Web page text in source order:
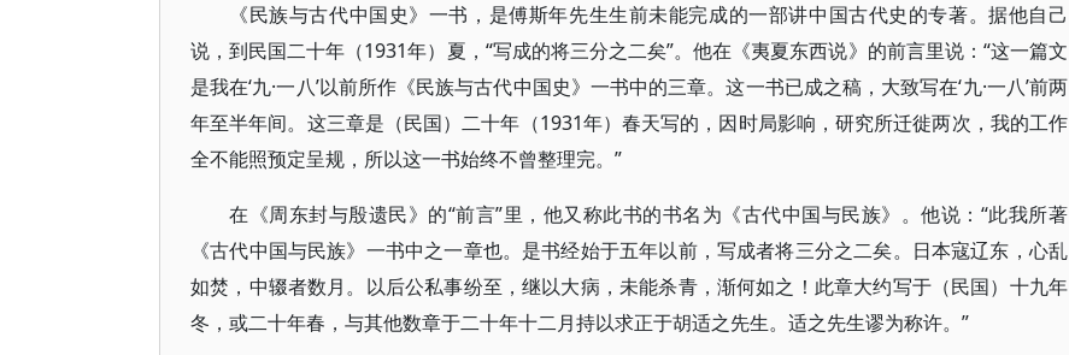
《民族与古代中国史》一书，是傅斯年先生生前未能完成的一部讲中国古代史的专著。据他自己
说，到民国二十年（1931年）夏，“写成的将三分之二矣”。他在《夷夏东西说》的前言里说：“这一篇文
是我在‘九·一八’以前所作《民族与古代中国史》一书中的三章。这一书已成之稿，大致写在‘九·一八’前两
年至半年间。这三章是（民国）二十年（1931年）春天写的，因时局影响，研究所迁徙两次，我的工作
全不能照预定呈规，所以这一书始终不曾整理完。”
在《周东封与殷遗民》的“前言”里，他又称此书的书名为《古代中国与民族》。他说：“此我所著
《古代中国与民族》一书中之一章也。是书经始于五年以前，写成者将三分之二矣。日本寇辽东，心乱
如焚，中辍者数月。以后公私事纷至，继以大病，未能杀青，渐何如之！此章大约写于（民国）十九年
冬，或二十年春，与其他数章于二十年十二月持以求正于胡适之先生。适之先生谬为称许。”